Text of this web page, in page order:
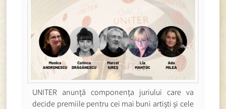
UNITER anunță componența juriului care va
decide premiile pentru cei mai buni artiști și cele